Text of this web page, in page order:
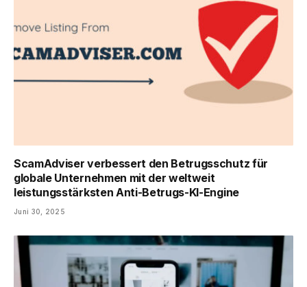
ScamAdviser verbessert den Betrugsschutz für
globale Unternehmen mit der weltweit
leistungsstärksten Anti-Betrugs-KI-Engine
Juni 30, 2025